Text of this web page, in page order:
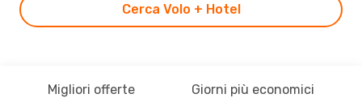
Cerca Volo + Hotel
Migliori offerte Giorni più economici